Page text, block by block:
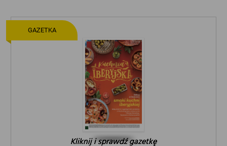
Kliknij i sprawdź gazetkę
Kliknij i sprawdź gazetkę
Kliknij i sprawdź gazetkę
GAZETKA